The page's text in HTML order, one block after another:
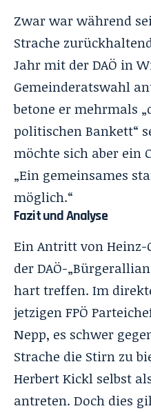
Zwar war während
Strache
Jahr mit der DAÖ in
Gemeinderatswahl
betone er mehrmals
politischen Bankett“
möchte sich aber ein
„Ein gemeinsames
möglich.“
Fazit und Analyse
Ein Antritt von
der DAÖ-
hart treffen. Im
jetzigen FPÖ
Nepp, es schwer
Strache die Stirn zu
Herbert Kickl selbst
antreten. Doch dies